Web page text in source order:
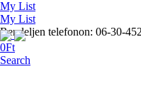
My List
My List
Rendeljen telefonon: 06-30-
0Ft
Search